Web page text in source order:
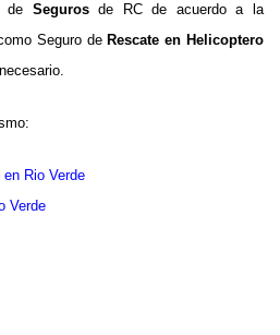
de Segurosde RC de acuerdo a la
Seguro de Rescate en Helicoptero
Rio Verde
Verde